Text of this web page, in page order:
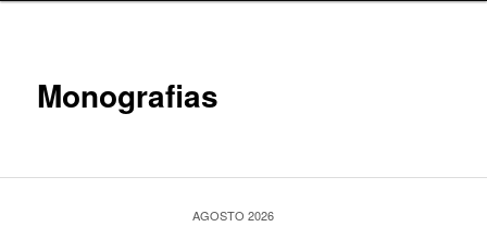
Monografias
AGOSTO 2026